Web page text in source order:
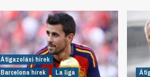
Átigazolási hírek
Barcelona hírek
La liga